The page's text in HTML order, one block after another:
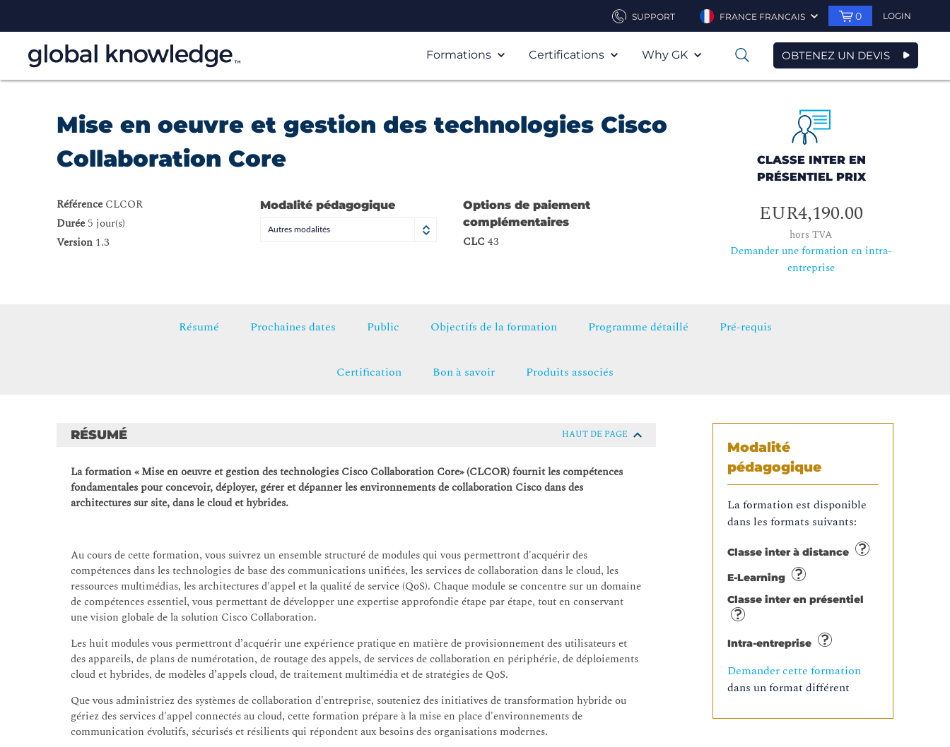
SUPPORT FRANCE FRANCAIS 0 LOGIN
Formations Certifications Why GK 0 OBTENEZ UN DEVIS
Mise en oeuvre et gestion des technologies Cisco
Collaboration Core
Référence CLCOR
Durée 5 jour(s)
Version 1.3
Modalité pédagogique
Autres modalités
Options de paiement
complémentaires
CLC 43
CLASSE INTER EN
PRÉSENTIEL PRIX
EUR4,190.00
hors TVA
Demander une formation en intra-
entreprise
Résumé Prochaines dates Public Objectifs de la formation Programme détaillé Pré-requis
Certification Bon à savoir Produits associés
Modalité
pédagogique
La formation est disponible
dans les formats suivants:
Classe inter à distance
E-Learning
Classe inter en présentiel
Intra-entreprise
Demander cette formation
dans un format différent
RÉSUMÉ HAUT DE PAGE
La formation « Mise en oeuvre et gestion des technologies Cisco Collaboration Core» (CLCOR) fournit les compétences
fondamentales pour concevoir, déployer, gérer et dépanner les environnements de collaboration Cisco dans des
architectures sur site, dans le cloud et hybrides.
Au cours de cette formation, vous suivrez un ensemble structuré de modules qui vous permettront d'acquérir des
compétences dans les technologies de base des communications unifiées, les services de collaboration dans le cloud, les
ressources multimédias, les architectures d'appel et la qualité de service (QoS). Chaque module se concentre sur un domaine
de compétences essentiel, vous permettant de développer une expertise approfondie étape par étape, tout en conservant
une vision globale de la solution Cisco Collaboration.
Les huit modules vous permettront d’acquérir une expérience pratique en matière de provisionnement des utilisateurs et
des appareils, de plans de numérotation, de routage des appels, de services de collaboration en périphérie, de déploiements
cloud et hybrides, de modèles d’appels cloud, de traitement multimédia et de stratégies de QoS.
Que vous administriez des systèmes de collaboration d'entreprise, souteniez des initiatives de transformation hybride ou
gériez des services d'appel connectés au cloud, cette formation prépare à la mise en place d'environnements de
communication évolutifs, sécurisés et résilients qui répondent aux besoins des organisations modernes.